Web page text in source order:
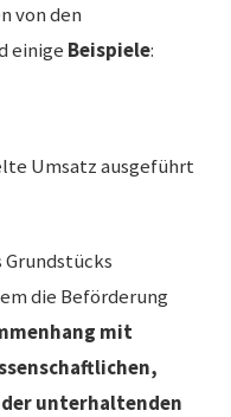
von den
einige Beispiele:
Umsatz ausgeführt
Grundstücks
die Beförderung
mit
unterhaltenden